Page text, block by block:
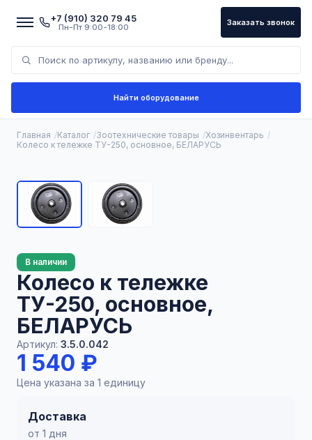
+7 (910) 320 79 45
Пн-Пт 9:00-18:00 Заказать звонок
Найти оборудование
Главная Каталог Зоотехнические товары
Хозинвентарь
Колесо к тележке ТУ-250, основное, БЕЛАРУСЬ
В наличии
Колесо к тележке
ТУ-250, основное,
БЕЛАРУСЬ
Артикул: 3.5.0.042
1 540 ₽
Цена указана за 1 единицу
Доставка
от 1 дня